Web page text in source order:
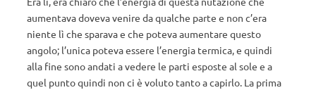
aumentava doveva venire da qualche parte e non c’era
niente lì che sparava e che poteva aumentare questo
angolo; l’unica poteva essere l’energia termica, e quindi
alla fine sono andati a vedere le parti esposte al sole e a
quel punto quindi non ci è voluto tanto a capirlo. La prima